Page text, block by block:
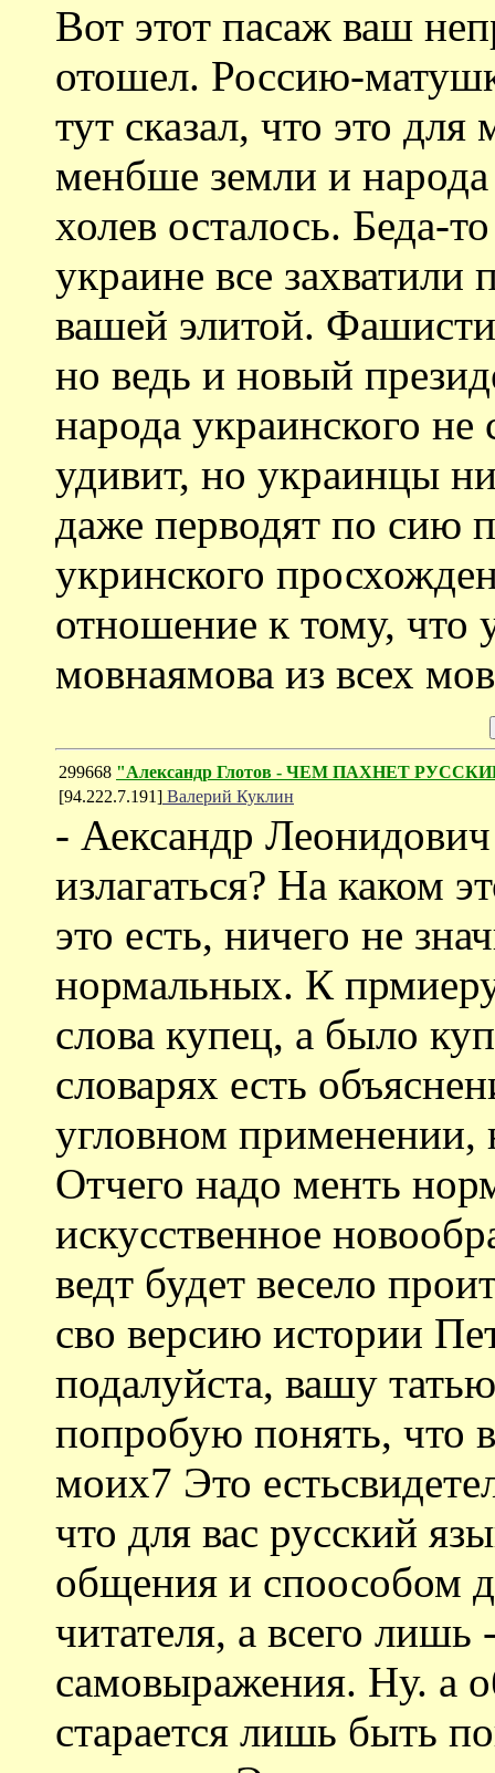
Вот этот пасаж ваш
отошел. Россию-
тут сказал, что это
менбше земли и
холев осталось. Беда-
украине все захватили
вашей элитой.
но ведь и новый
народа украинского
удивит, но украинцы
даже перводят по сию
укринского
отношение к тому, что
мовнаямова из всех
299668 "Александр Глотов - ЧЕМ ПАХНЕТ
[94.222.7.191] Валерий Куклин
- Аександр
излагаться? На каком
это есть, ничего не
нормальных. К
слова купец, а было
словарях есть
угловном применении,
Отчего надо менть
искусственное
ведт будет весело
сво версию истории
подалуйста, вашу
попробую понять, что
моих7 Это
что для вас русский
общения и споособом
читателя, а всего
самовыражения. Ну. а
старается лишь быть